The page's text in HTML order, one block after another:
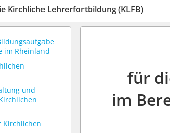
Kirchliche Lehrerfortbildung (KLFB)
im Rheinland
und
Kirchlichen
für
im